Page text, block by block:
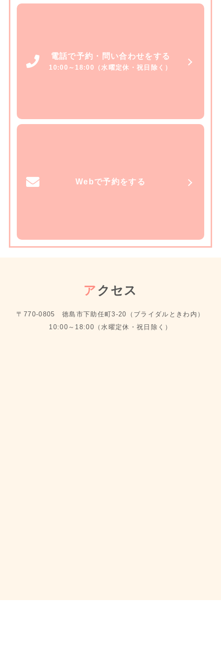
電話で予約・問い合わせをする
10:00～18:00（水曜定休・祝日除く）
Webで予約をする
ア クセス
〒770-0805 徳島市下助任町3-20（ブライダルときわ内）
10:00～18:00（水曜定休・祝日除く）